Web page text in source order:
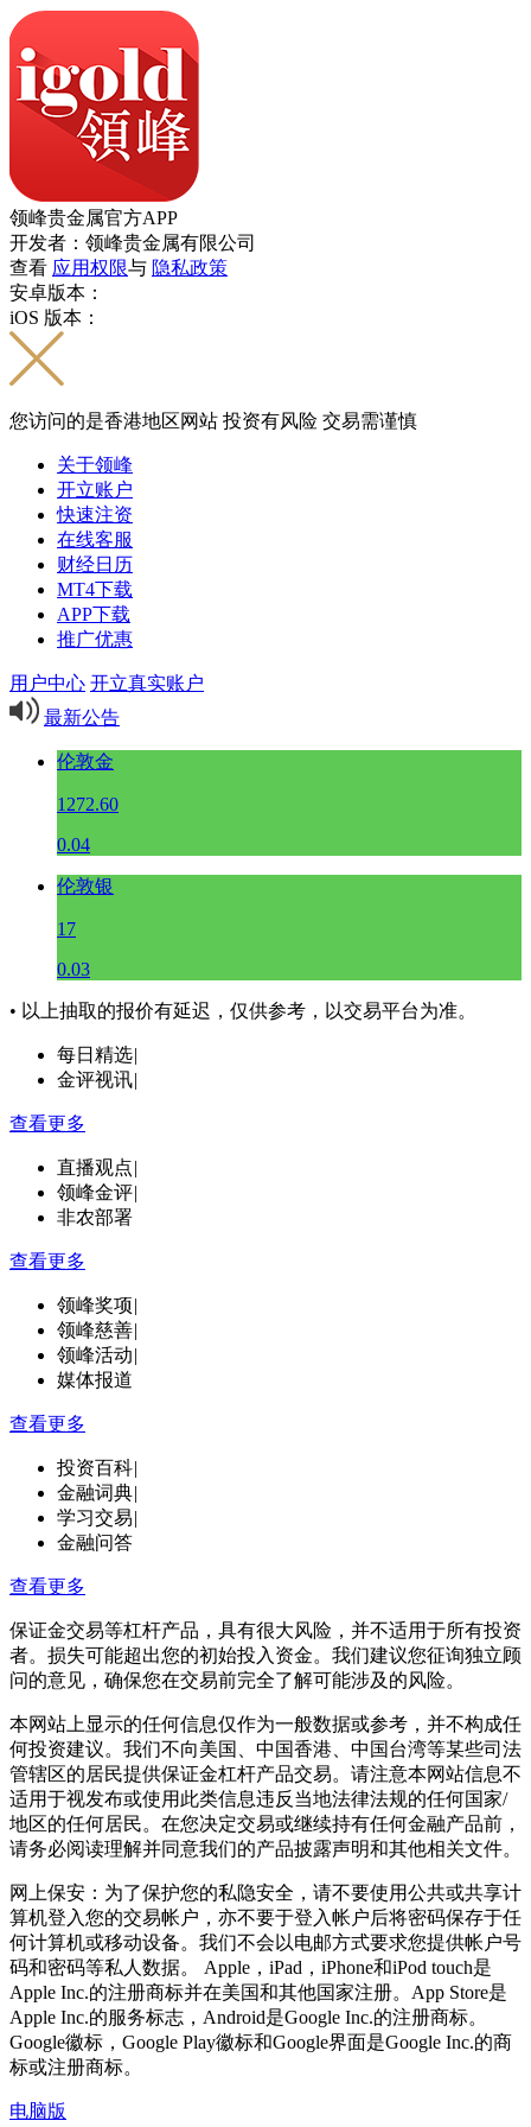
领峰贵金属官方APP
开发者：领峰贵金属有限公司
查看 应用权限与 隐私政策
安卓版本：
iOS 版本：
您访问的是香港地区网站 投资有风险 交易需谨慎
关于领峰
开立账户
快速注资
在线客服
财经日历
MT4下载
APP下载
推广优惠
用户中心 开立真实账户
最新公告
伦敦金
1272.60
0.04
伦敦银
17
0.03
• 以上抽取的报价有延迟，仅供参考，以交易平台为准。
每日精选|
金评视讯|
查看更多
直播观点|
领峰金评|
非农部署
查看更多
领峰奖项|
领峰慈善|
领峰活动|
媒体报道
查看更多
投资百科|
金融词典|
学习交易|
金融问答
查看更多
保证金交易等杠杆产品，具有很大风险，并不适用于所有投资
者。损失可能超出您的初始投入资金。我们建议您征询独立顾
问的意见，确保您在交易前完全了解可能涉及的风险。
本网站上显示的任何信息仅作为一般数据或参考，并不构成任
何投资建议。我们不向美国、中国香港、中国台湾等某些司法
管辖区的居民提供保证金杠杆产品交易。请注意本网站信息不
适用于视发布或使用此类信息违反当地法律法规的任何国家/
地区的任何居民。在您决定交易或继续持有任何金融产品前，
请务必阅读理解并同意我们的产品披露声明和其他相关文件。
网上保安：为了保护您的私隐安全，请不要使用公共或共享计
算机登入您的交易帐户，亦不要于登入帐户后将密码保存于任
何计算机或移动设备。我们不会以电邮方式要求您提供帐户号
码和密码等私人数据。 Apple，iPad，iPhone和iPod touch是
Apple Inc.的注册商标并在美国和其他国家注册。App Store是
Apple Inc.的服务标志，Android是Google Inc.的注册商标。
Google徽标，Google Play徽标和Google界面是Google Inc.的商
标或注册商标。
电脑版